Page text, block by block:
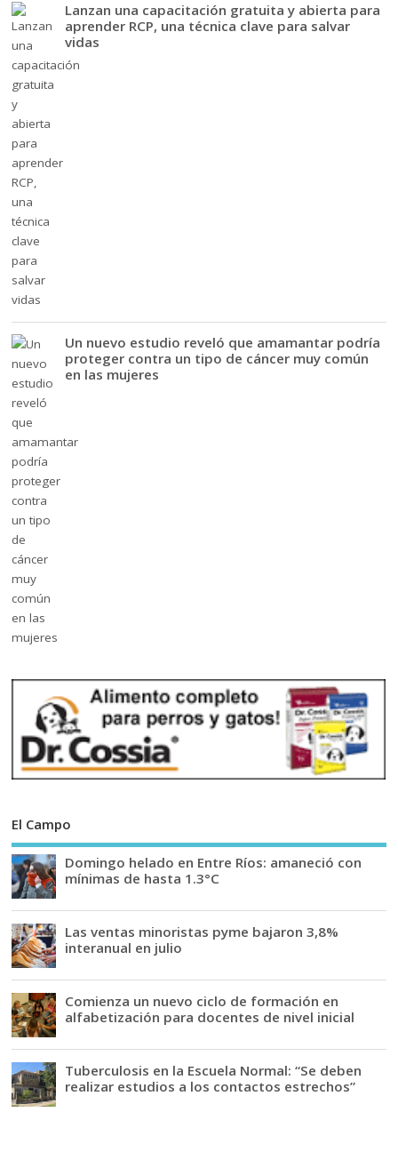
Lanzan una capacitación gratuita y abierta para
aprender RCP, una técnica clave para salvar
vidas
Un nuevo estudio reveló que amamantar podría
proteger contra un tipo de cáncer muy común
en las mujeres
El Campo
Domingo helado en Entre Ríos: amaneció con
mínimas de hasta 1.3°C
Las ventas minoristas pyme bajaron 3,8%
interanual en julio
Comienza un nuevo ciclo de formación en
alfabetización para docentes de nivel inicial
Tuberculosis en la Escuela Normal: “Se deben
realizar estudios a los contactos estrechos”